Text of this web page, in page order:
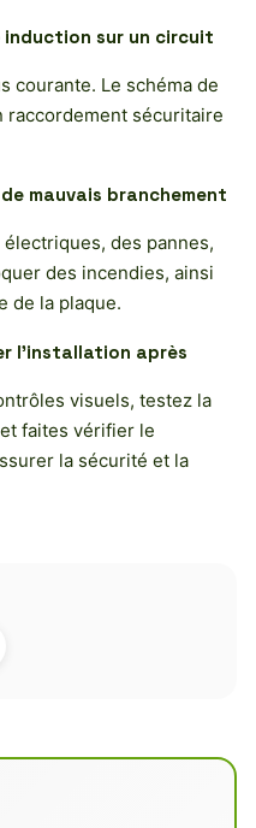
induction sur un circuit
courante. Le schéma de
raccordement sécuritaire
mauvais branchement
des pannes,
des incendies, ainsi
de la plaque.
l’installation après
visuels, testez la
faites vérifier le
la sécurité et la